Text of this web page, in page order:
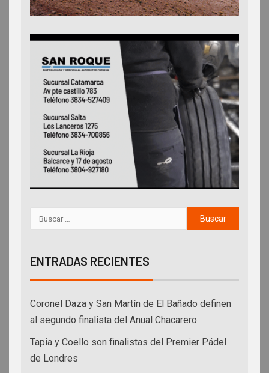
ENTRADAS RECIENTES
Coronel Daza y San Martín de El Bañado definen
al segundo finalista del Anual Chacarero
Tapia y Coello son finalistas del Premier Pádel
de Londres